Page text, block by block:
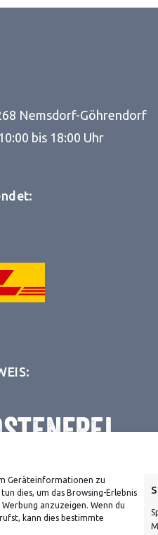
Geräteinformationen zu
dies, um das Browsing-Erlebnis
anzuzeigen. Wenn du
kann dies bestimmte
Nemsdorf-Göhrendorf
bis 18:00 Uhr